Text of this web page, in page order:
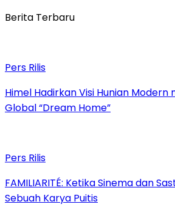
Berita Terbaru
Pers Rilis
Himel Hadirkan Visi Hunian
Global “Dream Home”
Pers Rilis
FAMILIARITÉ: Ketika Sinema dan
Sebuah Karya Puitis